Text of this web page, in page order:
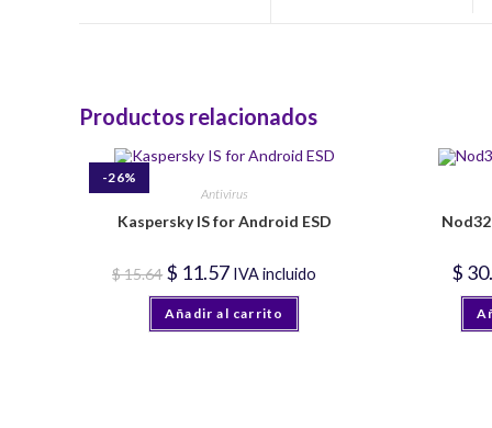
Productos relacionados
-26%
Antivirus
Kaspersky IS for Android ESD
$15.64 El
precio
original
era:
$ 15.64.
$ 11.57El
precio
actual
es:
$ 11.57.
IVA incluido
Añadir al carrito
$